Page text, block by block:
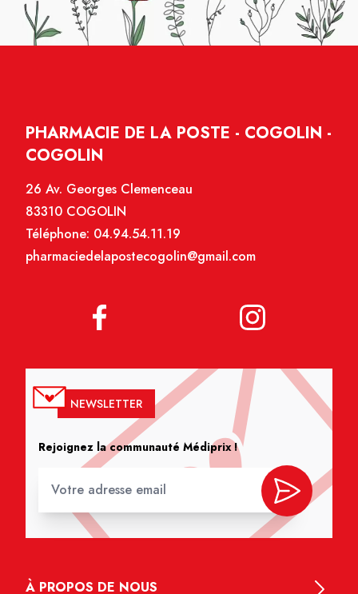
PHARMACIE DE LA POSTE - COGOLIN -
COGOLIN
26 Av. Georges Clemenceau
83310 COGOLIN
Téléphone: 04.94.54.11.19
pharmaciedelapostecogolin@gmail.com
NEWSLETTER
Rejoignez la communauté Médiprix !
À PROPOS DE NOUS